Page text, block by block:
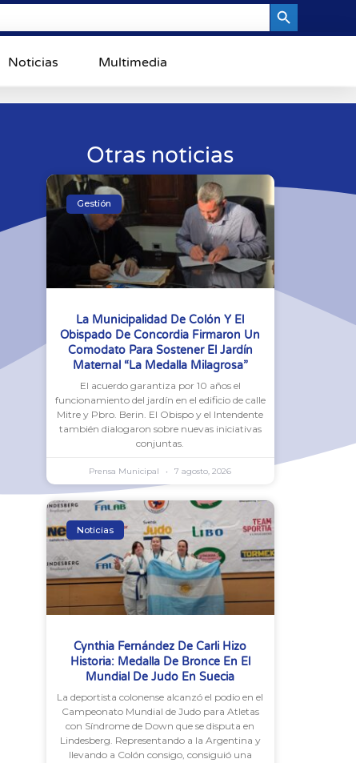
Noticias Multimedia
Otras noticias
Gestión
La Municipalidad De Colón Y El
Obispado De Concordia Firmaron Un
Comodato Para Sostener El Jardín
Maternal “La Medalla Milagrosa”
El acuerdo garantiza por 10 años el
funcionamiento del jardín en el edificio de calle
Mitre y Pbro. Berin. El Obispo y el Intendente
también dialogaron sobre nuevas iniciativas
conjuntas.
Prensa Municipal 7 agosto, 2026
Noticias
Cynthia Fernández De Carli Hizo
Historia: Medalla De Bronce En El
Mundial De Judo En Suecia
La deportista colonense alcanzó el podio en el
Campeonato Mundial de Judo para Atletas
con Síndrome de Down que se disputa en
Lindesberg. Representando a la Argentina y
llevando a Colón consigo, consiguió una